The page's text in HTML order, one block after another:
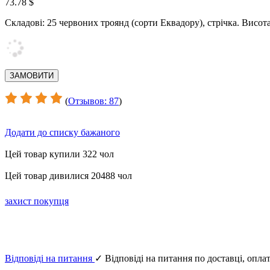
Складові: 25 червоних троянд (сорти Еквадору), стрічка.
(Отзывов: 87)
Додати до списку бажаного
Цей товар купили 322 чол
Цей товар дивилися 20488 чол
захист покупця
Відповіді на питання ✓ Відповіді на питання по доставці,